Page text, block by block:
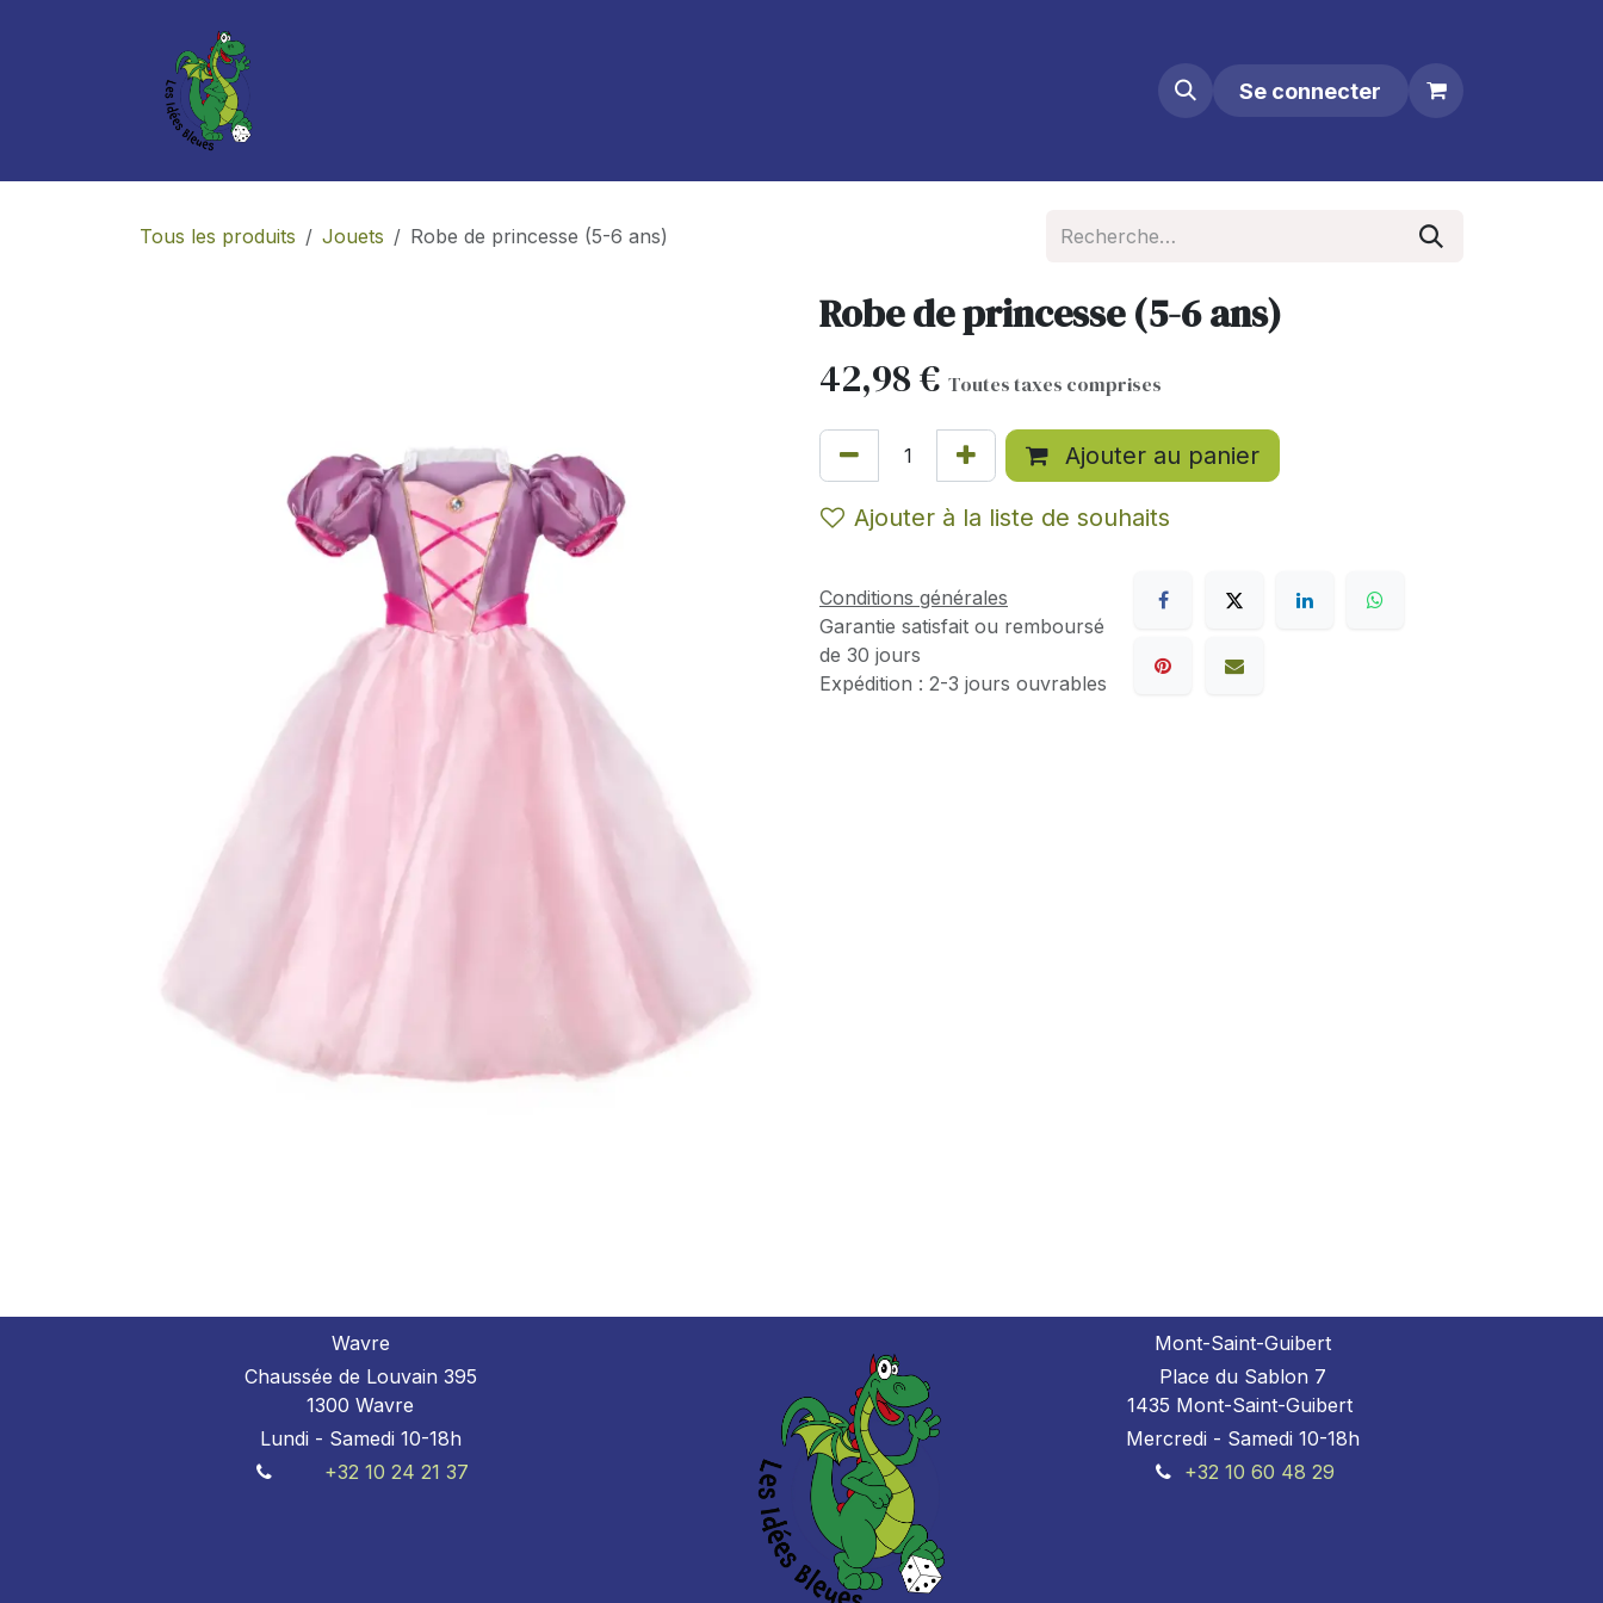
Se connecter
Tous les produits Jouets Robe de princesse (5-6 ans)
Robe de princesse (5-6 ans)
42,98€ Toutes taxes comprises
Ajouter au panier
Ajouter à la liste de souhaits
Conditions générales
Garantie satisfait ou remboursé
de 30 jours
Expédition : 2-3 jours ouvrables
Wavre
Chaussée de Louvain 395
1300 Wavre
Lundi - Samedi 10-18h
+32 10 24 21 37
Mont-Saint-Guibert
Place du Sablon 7
1435 Mont-Saint-Guibert
Mercredi - Samedi 10-18h
+32 10 60 48 29